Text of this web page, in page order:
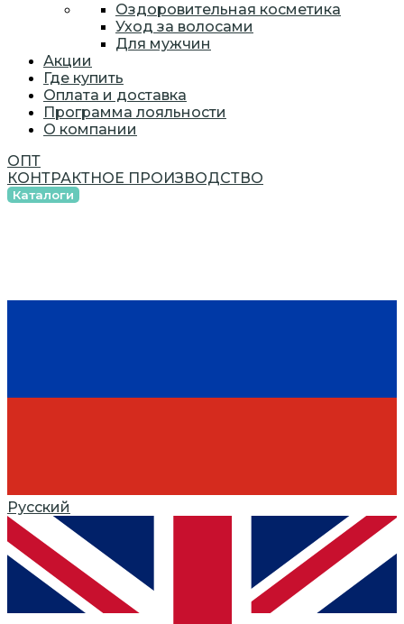
Оздоровительная косметика
Уход за волосами
Для мужчин
Акции
Где купить
Оплата и доставка
Программа лояльности
О компании
ОПТ
КОНТРАКТНОЕ ПРОИЗВОДСТВО
Каталоги
Русский